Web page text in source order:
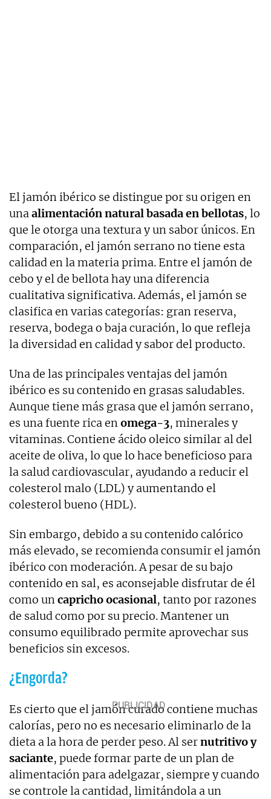
El jamón ibérico se distingue por su origen en
unaalimentación natural basada en bellotas, lo
que le otorga una textura y un sabor únicos. En
comparación, el jamón serrano no tiene esta
calidad en la materia prima. Entre el jamón de
cebo y el de bellota hay una diferencia
cualitativa significativa. Además, el jamón se
clasifica en varias categorías: gran reserva,
reserva, bodega o baja curación, lo que refleja
la diversidad en calidad y sabor del producto.
Una de las principales ventajas del jamón
ibérico es su contenido en grasas saludables.
Aunque tiene más grasa que el jamón serrano,
es una fuente rica enomega-3, minerales y
vitaminas. Contiene ácido oleico similar al del
aceite de oliva, lo que lo hace beneficioso para
la salud cardiovascular, ayudando a reducir el
colesterol malo (LDL) y aumentando el
colesterol bueno (HDL).
Sin embargo, debido a su contenido calórico
más elevado, se recomienda consumir el jamón
ibérico con moderación. A pesar de su bajo
contenido en sal, es aconsejable disfrutar de él
como uncapricho ocasional, tanto por razones
de salud como por su precio. Mantener un
consumo equilibrado permite aprovechar sus
beneficios sin excesos.
¿Engorda?
Es cierto que el jamón curado contiene muchas
calorías, pero no es necesario eliminarlo de la
dieta a la hora de perder peso. Al sernutritivo y
saciante, puede formar parte de un plan de
alimentación para adelgazar, siempre y cuando
se controle la cantidad, limitándola a un